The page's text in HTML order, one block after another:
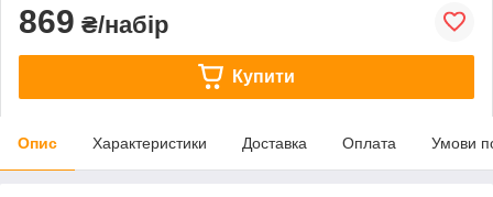
869 ₴/набір
Купити
Опис Характеристики Доставка Оплата Умови